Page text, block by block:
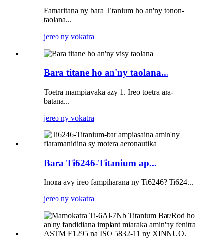
Famaritana ny bara Titanium ho an'ny tonon-
taolana...
jereo ny vokatra
Bara titane ho an'ny taolana...
Toetra mampiavaka azy 1. Ireo toetra ara-
batana...
jereo ny vokatra
Bara Ti6246-Titanium ap...
Inona avy ireo fampiharana ny Ti6246? Ti624...
jereo ny vokatra